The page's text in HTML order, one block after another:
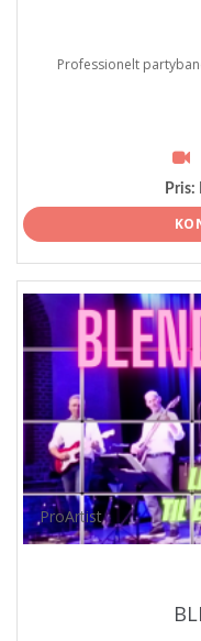
Professionelt
Pris:
ProArtist